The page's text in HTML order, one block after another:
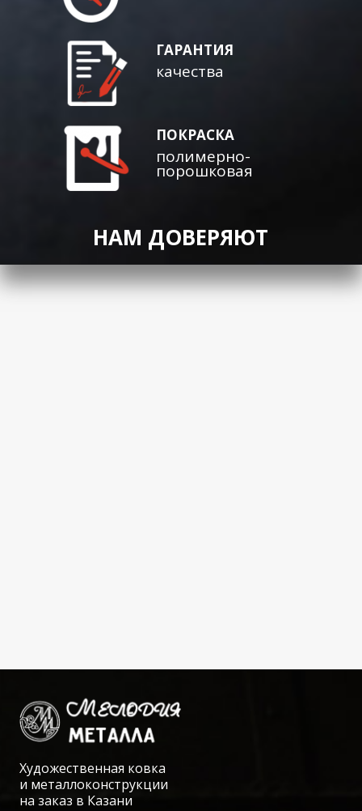
ГАРАНТИЯ
качества
ПОКРАСКА
полимерно-
порошковая
НАМ ДОВЕРЯЮТ
Художественная ковка
и металлоконструкции
на заказ в Казани